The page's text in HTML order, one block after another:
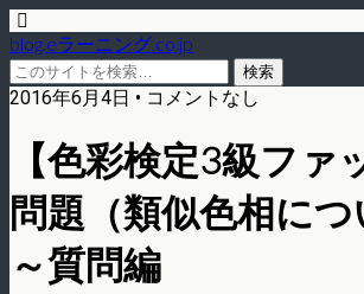
blog.eラーニング.co.jp
2016年6月4日 • コメントなし
【色彩検定3級ファ
問題（類似色相につ
～質問編